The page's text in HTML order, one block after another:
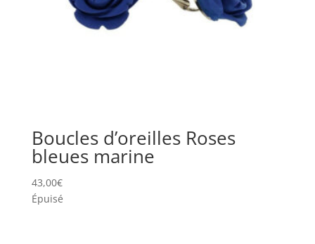
Boucles d’oreilles Roses
bleues marine
43,00€
Épuisé